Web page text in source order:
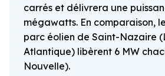
carrés et délivrera une
mégawatts. En comparaison,
parc éolien de Saint-Nazaire
Atlantique) libèrent 6 MW
Nouvelle).